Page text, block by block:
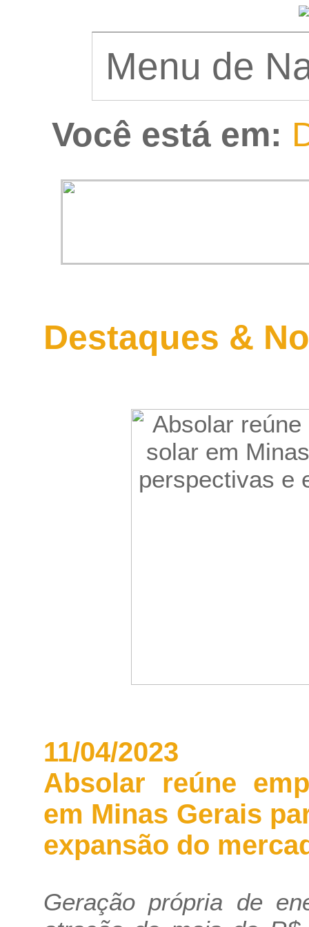
Você está em:
Destaques &
11/04/2023
Absolar reúne
em Minas Gerais
expansão do
Geração própria de